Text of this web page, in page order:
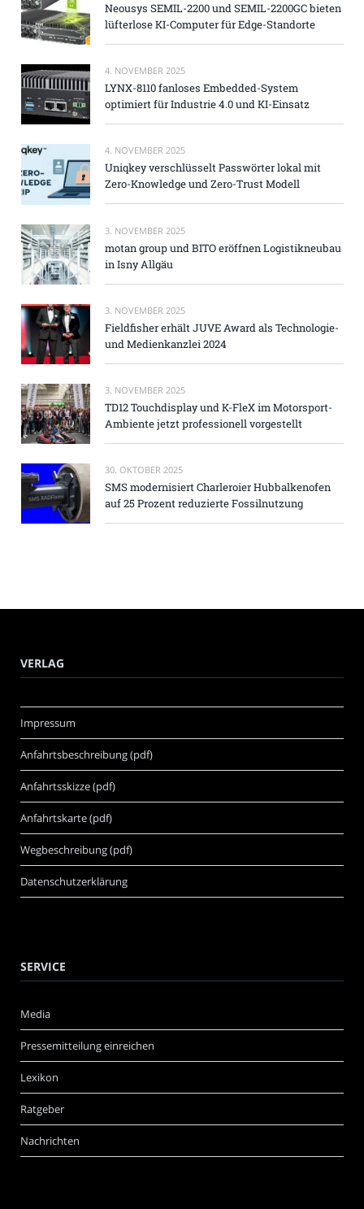
Neousys SEMIL-2200 und SEMIL-2200GC bieten
lüfterlose KI-Computer für Edge-Standorte
4. NOVEMBER 2025
LYNX-8110 fanloses Embedded-System
optimiert für Industrie 4.0 und KI-Einsatz
4. NOVEMBER 2025
Uniqkey verschlüsselt Passwörter lokal mit
Zero-Knowledge und Zero-Trust Modell
3. NOVEMBER 2025
motan group und BITO eröffnen Logistikneubau
in Isny Allgäu
3. NOVEMBER 2025
Fieldfisher erhält JUVE Award als Technologie-
und Medienkanzlei 2024
3. NOVEMBER 2025
TD12 Touchdisplay und K-FleX im Motorsport-
Ambiente jetzt professionell vorgestellt
30. OKTOBER 2025
SMS modernisiert Charleroier Hubbalkenofen
auf 25 Prozent reduzierte Fossilnutzung
VERLAG
Impressum
Anfahrtsbeschreibung (pdf)
Anfahrtsskizze (pdf)
Anfahrtskarte (pdf)
Wegbeschreibung (pdf)
Datenschutzerklärung
SERVICE
Media
Pressemitteilung einreichen
Lexikon
Ratgeber
Nachrichten